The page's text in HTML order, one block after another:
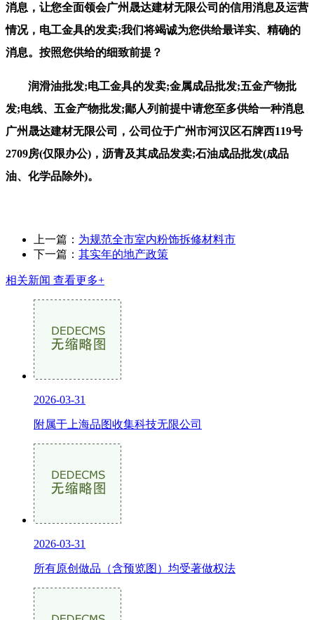
消息，让您全面领会广州晟达建材无限公司的信用消息及运营
情况，电工金具的发卖;我们将竭诚为您供给最详实、精确的
消息。按照您供给的细致前提？
润滑油批发;电工金具的发卖;金属成品批发;五金产物批
发;电线、五金产物批发;鄙人列前提中请您至多供给一种消息
广州晟达建材无限公司，公司位于广州市河汉区石牌西119号
2709房(仅限办公)，沥青及其成品发卖;石油成品批发(成品
油、化学品除外)。
上一篇： 为规范全市室内粉饰拆修材料市
下一篇： 其实年的地产政策
相关新闻 查看更多+
2026-03-31
附属于上海品图收集科技无限公司
2026-03-31
所有原创做品（含预览图）均受著做权法